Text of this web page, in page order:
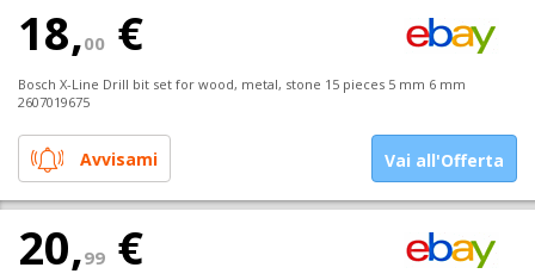
18,00 €
Bosch X-Line Drill bit set for wood, metal, stone 15 pieces 5 mm 6 mm
2607019675
Avvisami Vai all'Offerta
20,99 €